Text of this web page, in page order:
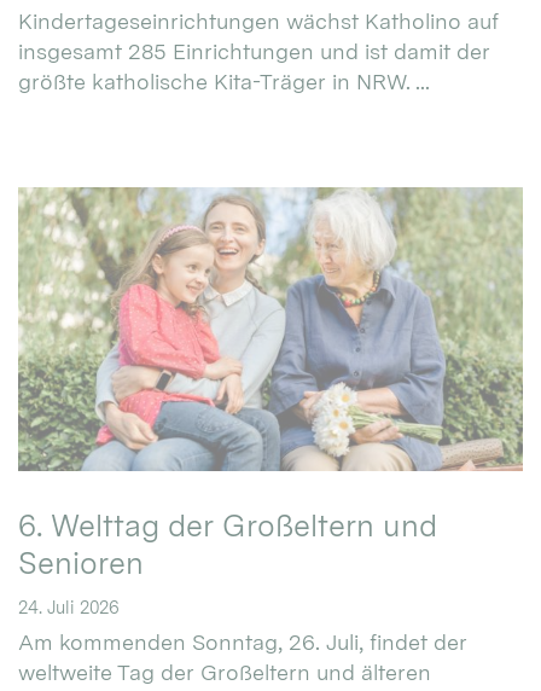
Kindertageseinrichtungen wächst Katholino auf
insgesamt 285 Einrichtungen und ist damit der
größte katholische Kita-Träger in NRW. ...
6. Welttag der Großeltern und
Senioren
24. Juli 2026
Am kommenden Sonntag, 26. Juli, findet der
weltweite Tag der Großeltern und älteren